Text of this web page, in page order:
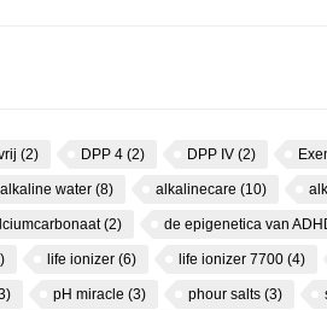
(2) DPP 4 (2) DPP IV (2)
alkaline water (8) alkalinecare (10)
(2) de epigenetica van
life ionizer (6) life ionizer 7700 (4)
pH miracle (3) phour salts (3)